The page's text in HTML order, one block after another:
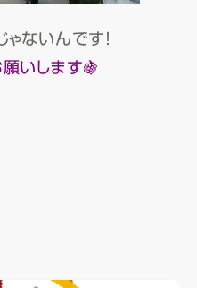
ゃないんです！
願いします🍇